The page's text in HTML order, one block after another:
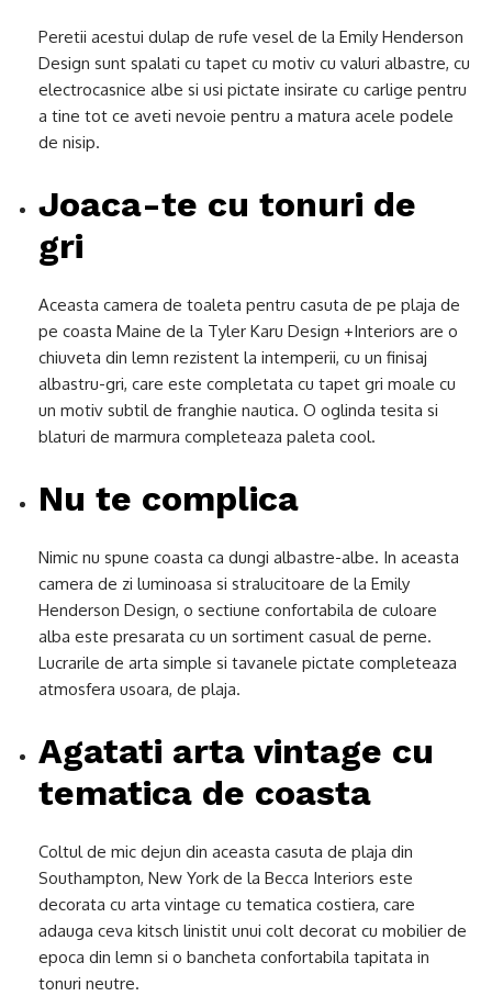
Peretii acestui dulap de rufe vesel de la Emily Henderson
Design sunt spalati cu tapet cu motiv cu valuri albastre, cu
electrocasnice albe si usi pictate insirate cu carlige pentru
a tine tot ce aveti nevoie pentru a matura acele podele
de nisip.
Joaca-te cu tonuri de
gri
Aceasta camera de toaleta pentru casuta de pe plaja de
pe coasta Maine de la Tyler Karu Design +Interiors are o
chiuveta din lemn rezistent la intemperii, cu un finisaj
albastru-gri, care este completata cu tapet gri moale cu
un motiv subtil de franghie nautica. O oglinda tesita si
blaturi de marmura completeaza paleta cool.
Nu te complica
Nimic nu spune coasta ca dungi albastre-albe. In aceasta
camera de zi luminoasa si stralucitoare de la Emily
Henderson Design, o sectiune confortabila de culoare
alba este presarata cu un sortiment casual de perne.
Lucrarile de arta simple si tavanele pictate completeaza
atmosfera usoara, de plaja.
Agatati arta vintage cu
tematica de coasta
Coltul de mic dejun din aceasta casuta de plaja din
Southampton, New York de la Becca Interiors este
decorata cu arta vintage cu tematica costiera, care
adauga ceva kitsch linistit unui colt decorat cu mobilier de
epoca din lemn si o bancheta confortabila tapitata in
tonuri neutre.